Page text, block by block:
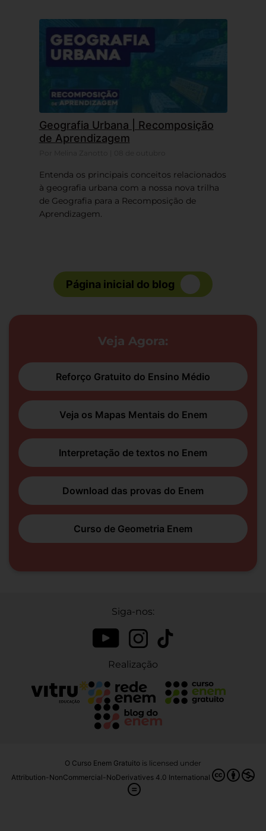
Geografia Urbana | Recomposição
de Aprendizagem
Entenda os principais conceitos relacionados
à geografia urbana com a nossa nova trilha
de Geografia para a Recomposição de
Aprendizagem.
Página inicial do blog
Veja Agora:
Reforço Gratuito do Ensino Médio
Veja os Mapas Mentais do Enem
Interpretação de textos no Enem
Download das provas do Enem
Curso de Geometria Enem
Siga-nos:
Realização
O Curso Enem Gratuito is licensed under
Attribution-NonCommercial-NoDerivatives 4.0 International